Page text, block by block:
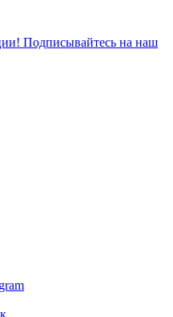
Подписывайтесь на наш